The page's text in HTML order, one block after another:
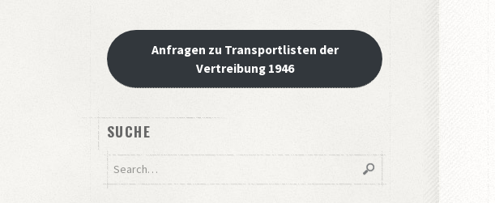
Anfragen zu Transportlisten der
Vertreibung 1946
SUCHE